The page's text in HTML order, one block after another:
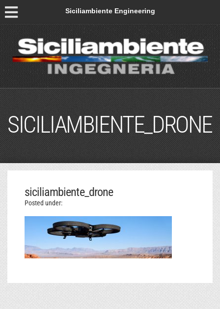
Siciliambiente Engineering
SICILIAMBIENTE_DRONE
siciliambiente_drone
Posted under: